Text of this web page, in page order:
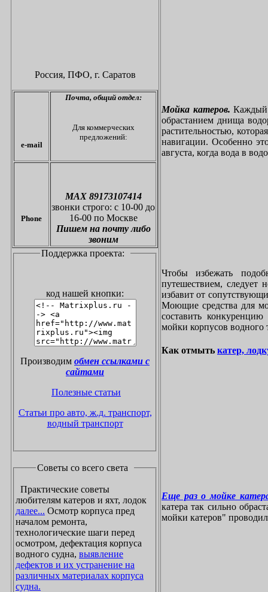
Россия, ПФО, г. Саратов
e-mail
Почта, общий отдел:
Для коммерческих
предложений:
Phone
МАХ 89173107414
звонки строго: с 10-00 до
16-00 по Москве
Пишем на почту либо
звоним
Поддержка проекта:
код нашей кнопки:
Производим обмен ссылками с
сайтами
Полезные статьи
Статьи про авто, ж.д. транспорт,
водный транспорт
Советы со всего света
Практические советы
любителям катеров и яхт, лодок
далее... Осмотр корпуса пред
началом ремонта,
технологические шаги перед
осмотром, дефектация корпуса
водного судна, выявление
дефектов и их устранение на
различных материалах корпуса
судна.
Мойка катеров. Каждый
обрастанием днища
растительностью,
навигации. Особенно
августа, когда вода в
Чтобы избежать
путешествием, следует
избавит от
Моющие средства для
составить
мойки корпусов водного
Как отмыть катер,
Еще раз о мойке
катера так сильно
мойки катеров"